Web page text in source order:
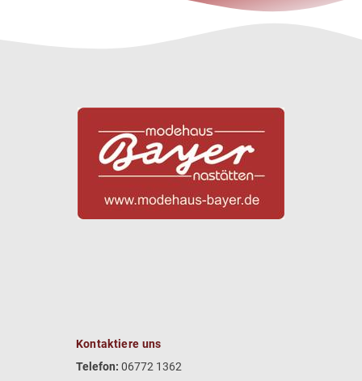
Kontaktiere uns
Telefon: 06772 1362